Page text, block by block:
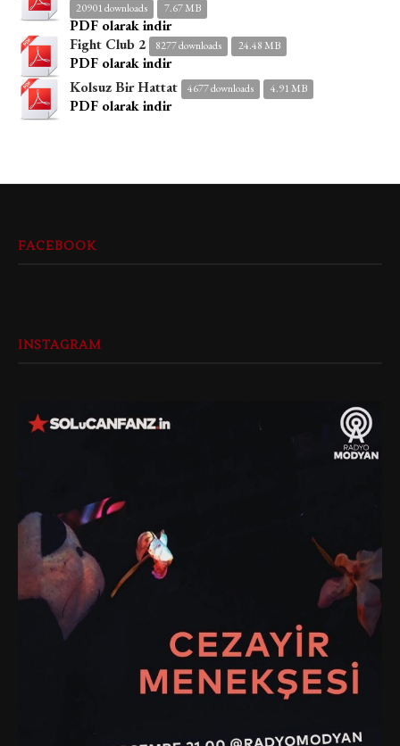
20901 downloads 7.67 MB
PDF olarak indir
Fight Club 2
8277 downloads 24.48 MB
PDF olarak indir
Kolsuz Bir Hattat
4677 downloads 4.91 MB
PDF olarak indir
FACEBOOK
INSTAGRAM